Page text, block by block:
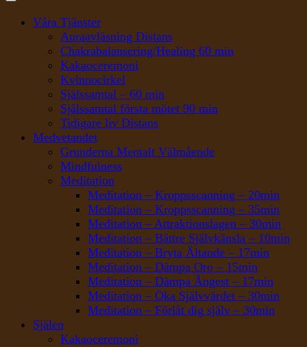
Våra Tjänster
Auraavläsning Distans
Chakrabalansering/Healing 60 min
Kakaoceremoni
Kvinnocirkel
Själssamtal – 60 min
Själssamtal första mötet 90 min
Tidigare liv Distans
Medvetandet
Grunderna Mentalt Välmående
Mindfulness
Meditation
Meditation – Kroppsscanning – 20min
Meditation – Kroppsscanning – 35min
Meditation – Attraktionslagen – 30min
Meditation – Bättre Självkänsla – 10min
Meditation – Bryta Ältande – 17min
Meditation – Dämpa Oro – 15min
Meditation – Dämpa Ångest – 17min
Meditation – Öka Självvärdet – 30min
Meditation – Förlåt dig själv – 30min
Själen
Kakaoceremoni